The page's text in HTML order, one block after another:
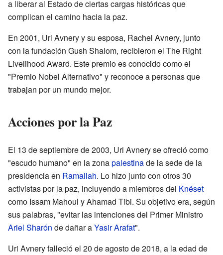
a liberar al Estado de ciertas cargas históricas que
complican el camino hacia la paz.
En 2001, Uri Avnery y su esposa, Rachel Avnery, junto
con la fundación Gush Shalom, recibieron el The Right
Livelihood Award. Este premio es conocido como el
"Premio Nobel Alternativo" y reconoce a personas que
trabajan por un mundo mejor.
Acciones por la Paz
El 13 de septiembre de 2003, Uri Avnery se ofreció como
"escudo humano" en la zonapalestinade la sede de la
presidencia en Ramallah. Lo hizo junto con otros 30
activistas por la paz, incluyendo a miembros del Knéset
como Issam Mahoul y Ahamad Tibi. Su objetivo era, según
sus palabras, "evitar las intenciones del Primer Ministro
Ariel Sharón de dañar aYasir Arafat".
Uri Avnery falleció el 20 de agosto de 2018, a la edad de